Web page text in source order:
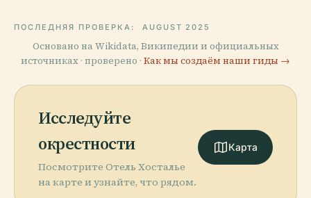
ПОСЛЕДНЯЯ ПРОВЕРКА: AUGUST 2025
Основано на Wikidata, Википедии и официальных
источниках · проверено · Как мы создаём наши гиды →
Исследуйте
окрестности
Посмотрите Отель Хосталье
на карте и узнайте, что рядом.
Карта